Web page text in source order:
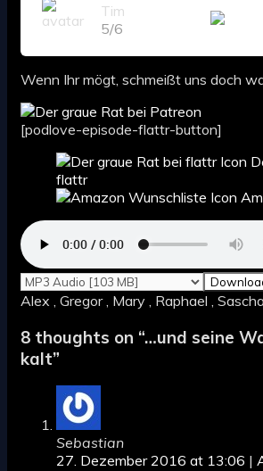
Tim
5/6
Wenn Ihr mögt, schmeißt uns doch
[podlove-episode-flattr-button]
flattr
Alex , Gregor , Mary , Raphael ,
8 thoughts on “…und seine
kalt”
Sebastian
27. Dezember 2016 at 13:06 |